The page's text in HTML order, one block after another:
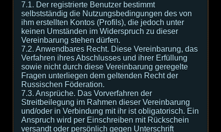
7.1. Der registrierte Benutzer bestimmt
selbstständig die Nutzungsbedingungen des von
ihm erstellten Kontos (Profils), die jedoch unter
keinen Umständen im Widerspruch zu dieser
Vereinbarung stehen dürfen.
7.2. Anwendbares Recht. Diese Vereinbarung, das
Verfahren ihres Abschlusses und ihrer Erfüllung
sowie nicht durch diese Vereinbarung geregelte
Fragen unterliegen dem geltenden Recht der
Russischen Föderation.
7.3. Ansprüche. Das Vorverfahren der
Streitbeilegung im Rahmen dieser Vereinbarung
und/oder in Verbindung mit ihr ist obligatorisch. Ein
Anspruch wird per Einschreiben mit Rückschein
versandt oder persönlich gegen Unterschrift